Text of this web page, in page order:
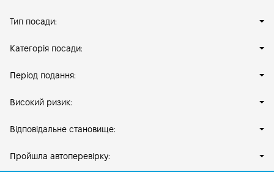
Тип посади:
Категорія посади:
Період подання:
Високий ризик:
Відповідальне становище:
Пройшла автоперевірку: